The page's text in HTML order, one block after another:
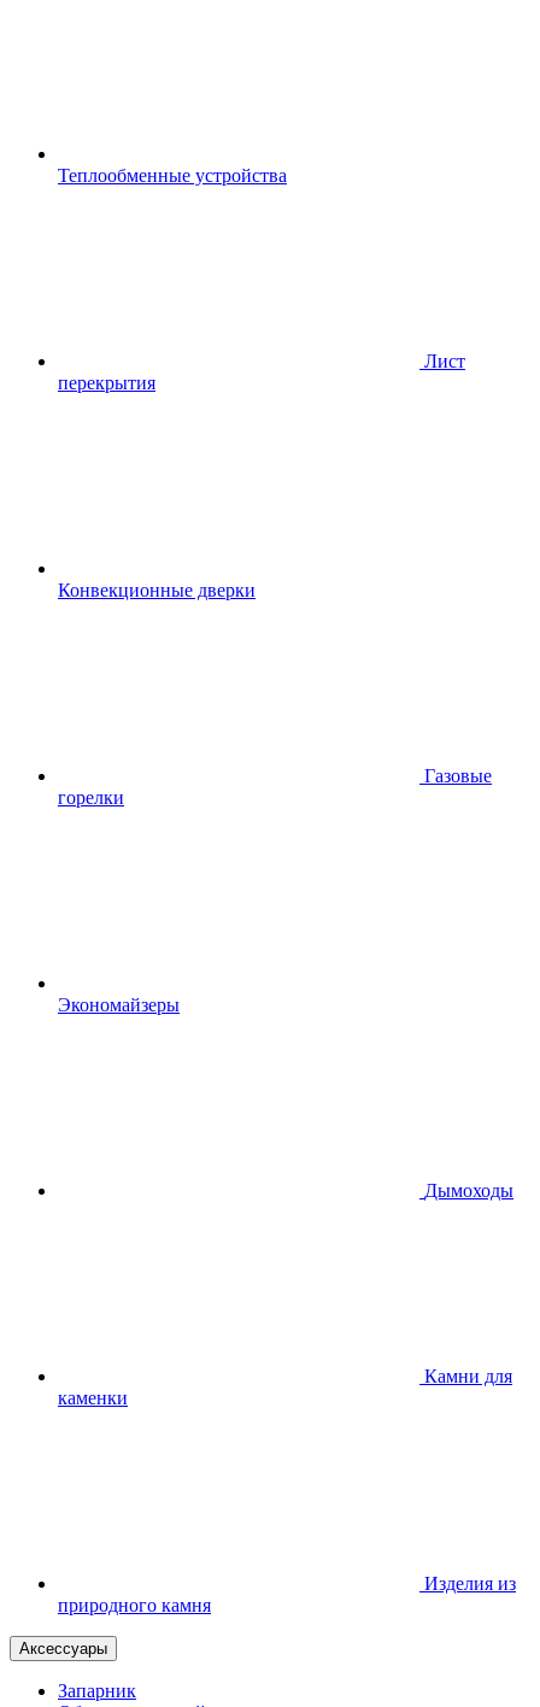
Теплообменные устройства
Лист
перекрытия
Конвекционные дверки
Газовые
горелки
Экономайзеры
Дымоходы
Камни для
каменки
Изделия из
природного камня
Аксессуары
Запарник